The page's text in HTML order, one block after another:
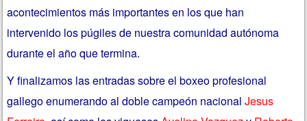
acontecimientos más importantes en los que han
intervenido los púgiles de nuestra comunidad autónoma
durante el año que termina.
Y finalizamos las entradas sobre el boxeo profesional
gallego enumerando al doble campeón nacionalJesus